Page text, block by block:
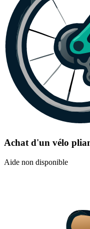
Achat d'un vélo
Aide non disponible